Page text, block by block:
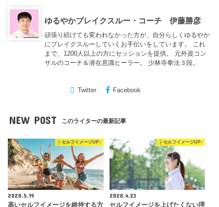
ゆるやかブレイクスルー・コーチ 伊藤勝彦
頑張り続けても変われなかった方が、自分らしくゆるやか
にブレイクスルーしていくお手伝いをしています。 これ
まで、1200人以上の方にセッションを提供。 元外資コン
サルのコーチ＆潜在意識ヒーラー。 少林寺拳法３段。
Twitter Facebook
NEW POST このライターの最新記事
├ セルフイメージUP↑
2020.5.19
高いセルフイメージを維持する方
├ セルフイメージUP↑
2020.4.23
セルフイメージを上げたくない理